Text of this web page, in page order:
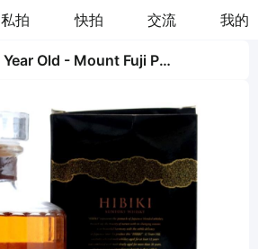
私拍 快拍 交流 我的
Hibiki 12 Year Old - Mount Fuji Packaging